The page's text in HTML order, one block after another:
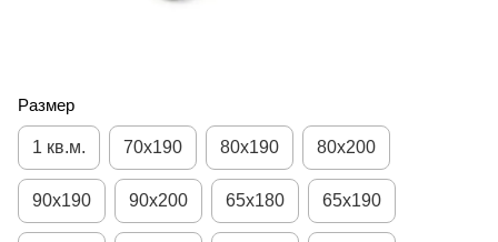
Размер
1 кв.м. 70х190 80х190 80х200
90х190 90х200 65х180 65х190